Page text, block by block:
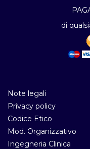
di
Note legali
Privacy policy
Codice Etico
Mod. Organizzativo
Ingegneria Clinica